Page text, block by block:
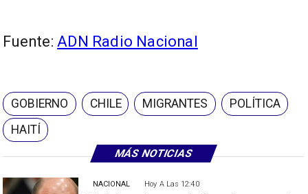
MÁS NOTICIAS
Hoy A Las 12:40
NACIONAL
Fuente: ADN Radio Nacional
GOBIERNO CHILE MIGRANTES
POLÍTICA
HAITÍ